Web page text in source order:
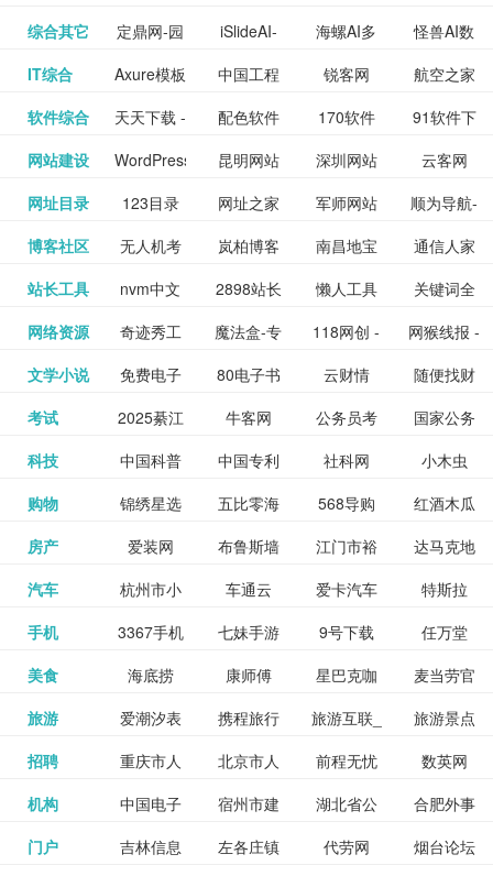
全 频
包括上映
影片的影
讯查询及
购票服
务。你可
和看过的
电影电视
剧，顺便
打分、写
味，豆瓣
电影会推
_www.sanmao.com.cn_
素材免费
图库
nas论
坛|nas1.cn|nas1|nas
流社区
文写作-AI
毕业设计-
PPT模板
生成
作 - 国内
领先的AI
图片、文
案创作平
讯飞星火-
懂我的AI
助手
更多>>
综合其它 定鼎网-园
林景观建
筑室内设
iSlideAI-
一键生成
PPT模板
海螺AI多
模态大语
言模型
怪兽AI数
字人
九章开物 更多>>
IT综合 Axure模板
网
中国工程
科技知识
中心
锐客网
航空之家
牛品汇
更多>>
软件综合 天天下载 -
绿色精品
软件应用
配色软件
园
170软件
下载站
91软件下
载
yx12345
下载站
更多>>
网站建设 WordPress
主题模板
下载_爱主
昆明网站
建设
深圳网站
建设
云客网
SEO众包
服务平台
深圳网站
建设
更多>>
网址目录 123目录
网
网址之家 军师网站
目录网址
大全
顺为导航-
办公运营
工具导航
易推分类
目录网
更多>>
博客社区 无人机考
证资讯网
岚柏博客 南昌地宝
网_南昌论
坛
通信人家
园
精易论坛 更多>>
站长工具 nvm中文
网
2898站长
资源平台
懒人工具 关键词全
网指数查
询
SEO工具
- 站长之家
更多>>
网络资源 奇迹秀工
具箱-设计
师必备设
辅助神器
魔法盒-专
业的游戏
动画特效
118网创 -
创业项目
资源分享
网猴线报 -
一个简单
且纯粹的
网站
线报酷 -
专注线报
活动
更多>>
文学小说 免费电子
书下载
网,txt小说
完结txt小
说-书本网
80电子书
_八零电子
书_80txt_
云财情 随便找财
经网
钱如故 更多>>
考试 2025綦江
区中考志
愿填报系
牛客网 公务员考
试-中公教
育网
国家公务
员局
公务员考
试信息网
更多>>
科技 中国科普
博览
中国专利
信息网
社科网
小木虫
中国科学
院
更多>>
购物 锦绣星选
海淘
五比零海
淘网
568导购
网
红酒木瓜
靓汤官网
淘宝 更多>>
房产 爱装网 布鲁斯墙
纸
江门市裕
华墙纸
达马克地
产
格莱美墙
纸
更多>>
汽车 杭州市小
客车总量
调控管理
车通云 爱卡汽车
导购
特斯拉
百度有驾
网
更多>>
手机 3367手机
游戏
七妹手游 9号下载
任万堂
游戏邦
更多>>
美食 海底捞 康师傅 星巴克咖
啡
麦当劳官
网
心食谱网 更多>>
旅游 爱潮汐表 携程旅行
网
旅游互联_
景点门票
预订
旅游景点
点评-猫途
鹰
北京旅游
网
更多>>
招聘 重庆市人
力资源和
社会保障
北京市人
力资源和
社会保障
前程无忧
招聘网
数英网
聘才网
更多>>
机构 中国电子
检验检疫
宿州市建
委网
湖北省公
管局
合肥外事
办
湖北省粮 更多>>
门户 吉林信息 左各庄镇 代劳网
烟台论坛